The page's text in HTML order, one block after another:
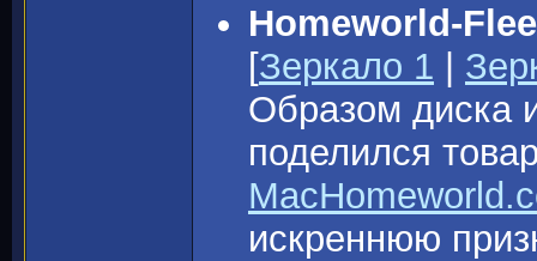
Homeworld-
[Зеркало 1
Образом диска
поделился
искреннюю